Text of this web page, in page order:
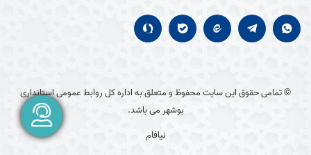
© تمامی حقوق این سایت محفوظ و متعلق به اداره کل روابط عمومی استانداری
بوشهر می باشد.
نیافام